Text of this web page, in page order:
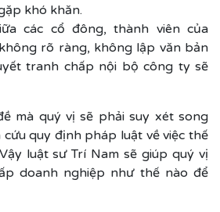
khó khăn.
các cổ đông, thành viên của
rõ ràng, không lập văn bản
tranh chấp nội bộ công ty sẽ
mà quý vị sẽ phải suy xét song
cứu quy định pháp luật về việc thế
luật sư Trí Nam sẽ giúp quý vị
doanh nghiệp như thế nào để